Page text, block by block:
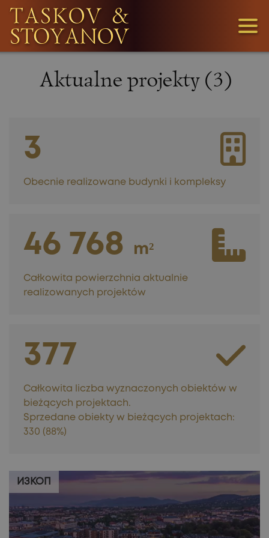
3
SZUKAMY
DZIAŁEK!
Aktualne projekty (3)
3
Obecnie realizowane budynki i kompleksy
46 768 m²
Całkowita powierzchnia aktualnie
realizowanych projektów
377
Całkowita liczba wyznaczonych obiektów w
bieżących projektach.
Sprzedane obiekty w bieżących projektach:
330 (88%)
ИЗКОП